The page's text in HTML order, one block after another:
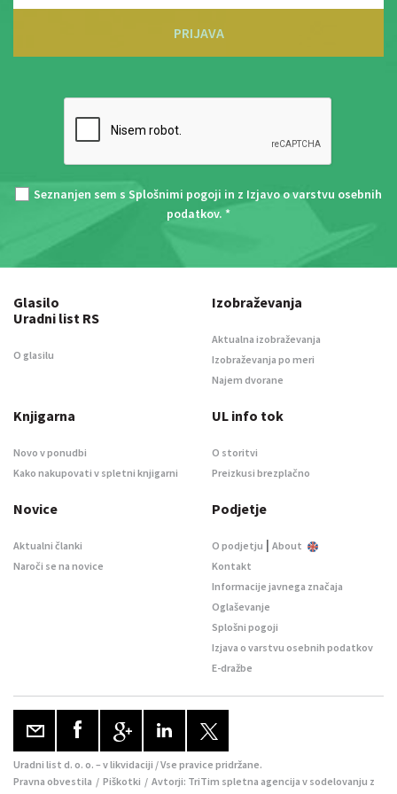
PRIJAVA
Seznanjen sem s Splošnimi pogoji in z Izjavo o varstvu osebnih
podatkov. *
Glasilo
Uradni list RS
O glasilu
Izobraževanja
Aktualna izobraževanja
Izobraževanja po meri
Najem dvorane
Knjigarna
Novo v ponudbi
Kako nakupovati v spletni knjigarni
UL info tok
O storitvi
Preizkusi brezplačno
Novice
Aktualni članki
Naroči se na novice
Podjetje
O podjetju | About
Kontakt
Informacije javnega značaja
Oglaševanje
Splošni pogoji
Izjava o varstvu osebnih podatkov
E-dražbe
Uradni list d. o. o. – v likvidaciji / Vse pravice pridržane.
Pravna obvestila / Piškotki / Avtorji: TriTim spletna agencija v sodelovanju z